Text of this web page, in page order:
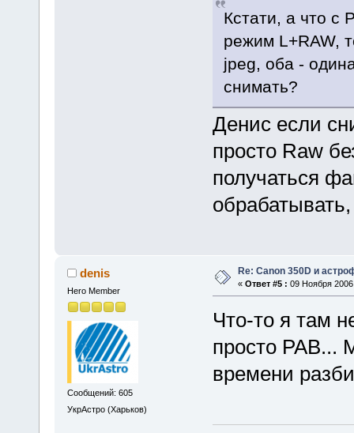
Кстати, а что с
режим L+RAW,
jpeg, оба -
снимать?
Денис если
просто Raw
получаться
denis
Hero Member
Сообщений: 605
УкрАстро (Харьков)
Re: Canon 350D и
« Ответ #5 : 09 Ноября
Что-то я там
просто РАВ...
времени